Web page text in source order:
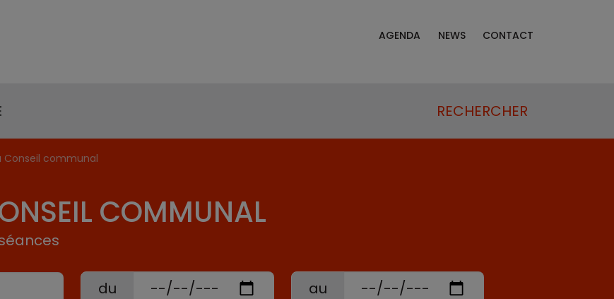
AGENDA NEWS CONTACT
RECHERCHER
Conseil communal
COMMUNAL
du au